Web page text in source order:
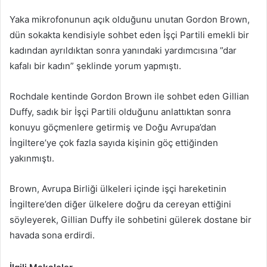
Yaka mikrofonunun açık olduğunu unutan Gordon Brown,
dün sokakta kendisiyle sohbet eden İşçi Partili emekli bir
kadından ayrıldıktan sonra yanındaki yardımcısına ”dar
kafalı bir kadın” şeklinde yorum yapmıştı.
Rochdale kentinde Gordon Brown ile sohbet eden Gillian
Duffy, sadık bir İşçi Partili olduğunu anlattıktan sonra
konuyu göçmenlere getirmiş ve Doğu Avrupa’dan
İngiltere’ye çok fazla sayıda kişinin göç ettiğinden
yakınmıştı.
Brown, Avrupa Birliği ülkeleri içinde işçi hareketinin
İngiltere’den diğer ülkelere doğru da cereyan ettiğini
söyleyerek, Gillian Duffy ile sohbetini gülerek dostane bir
havada sona erdirdi.